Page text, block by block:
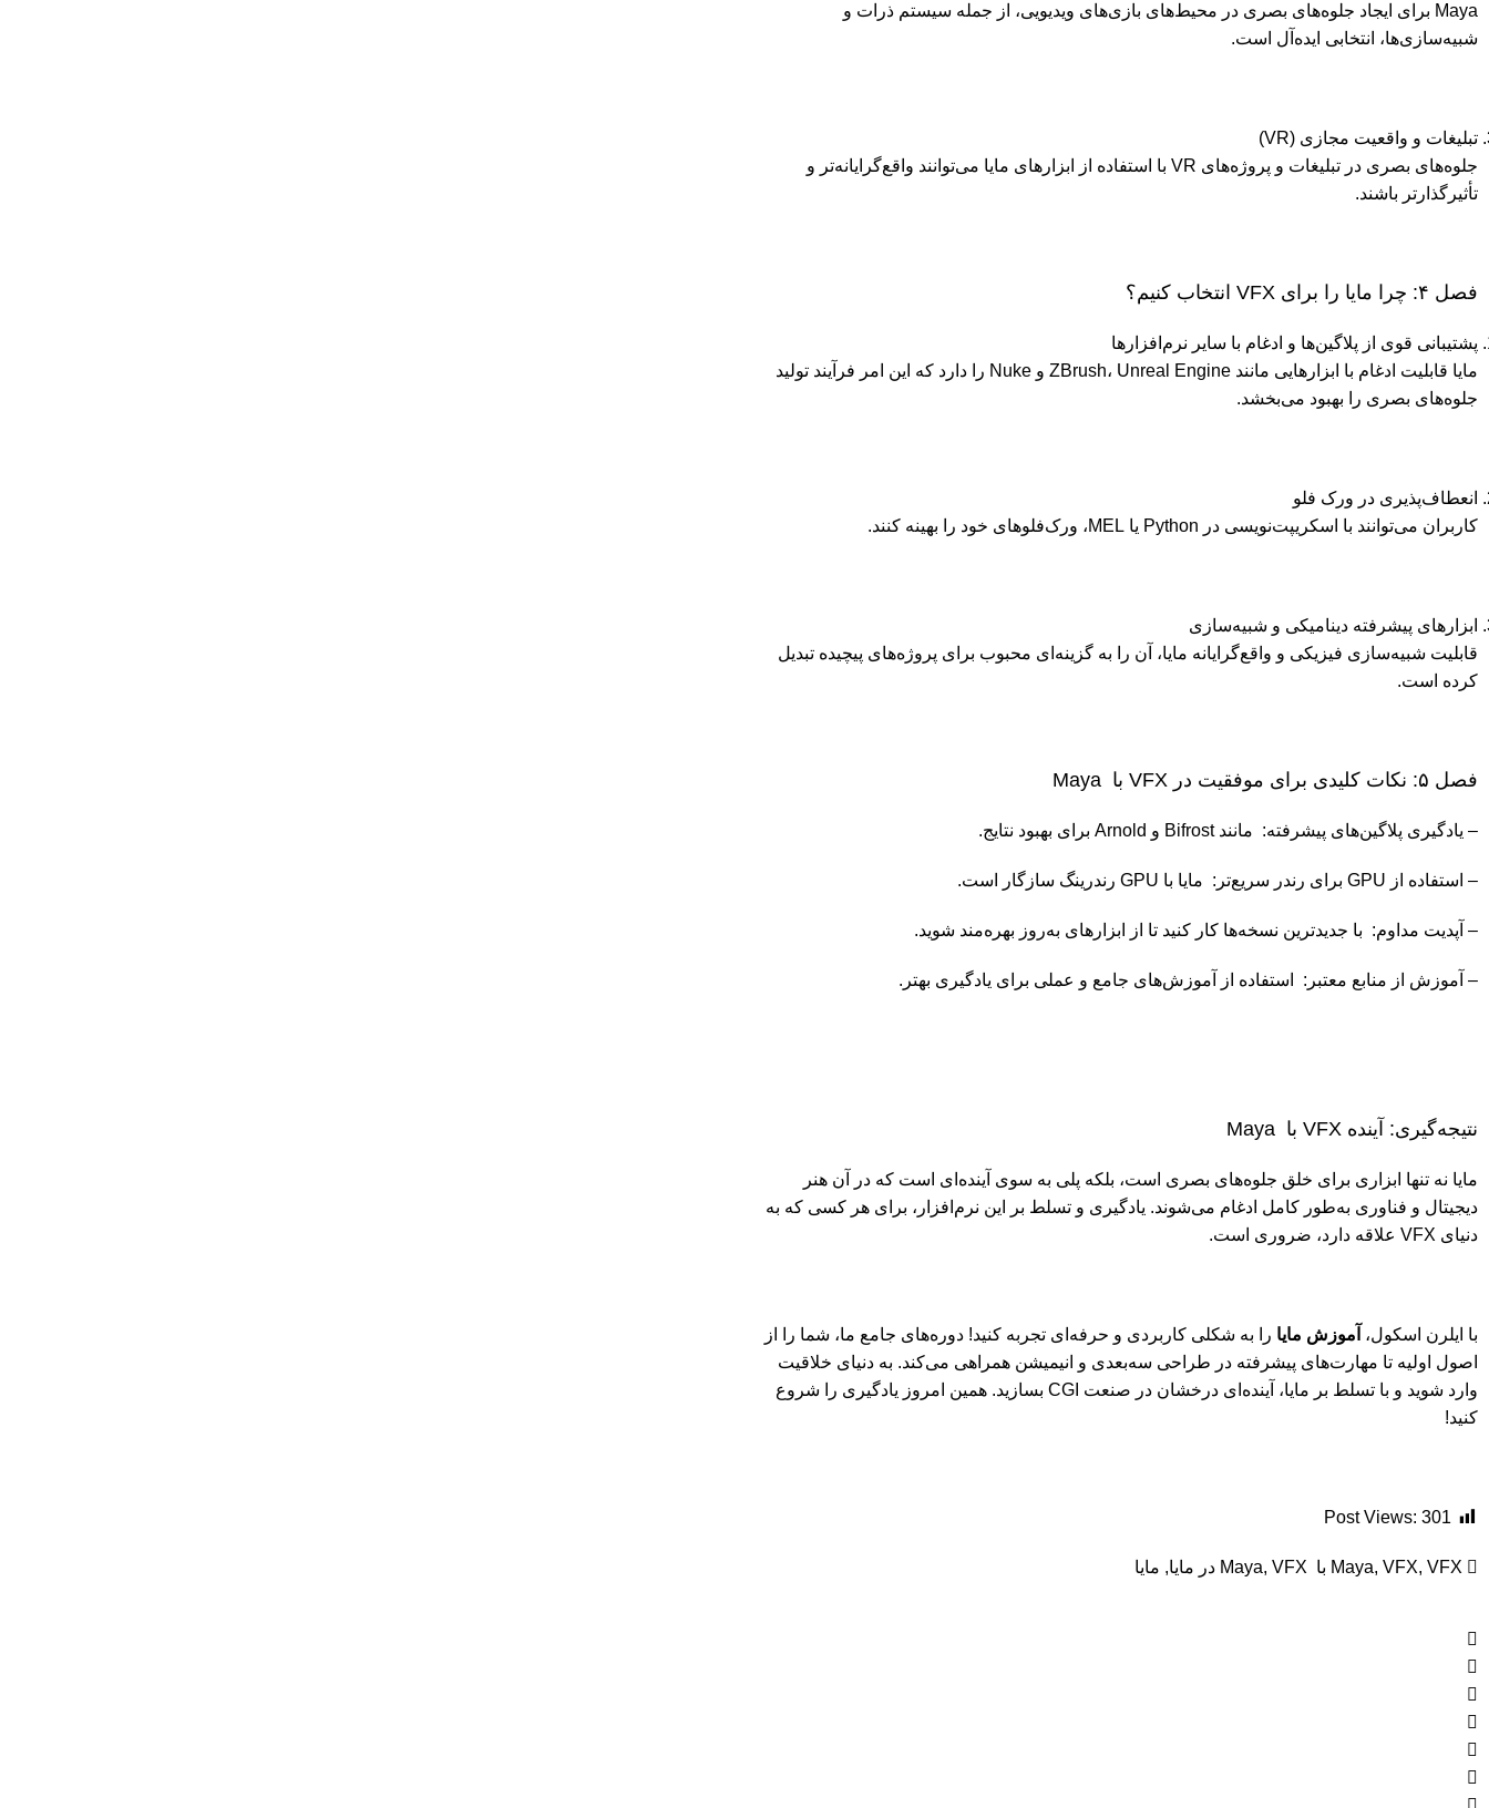
Maya برای ایجاد جلوه‌های بصری در محیط‌های بازی‌های ویدیویی، از جمله سیستم ذرات و
شبیه‌سازی‌ها، انتخابی ایده‌آل است.
تبلیغات و واقعیت مجازی (VR)
جلوه‌های بصری در تبلیغات و پروژه‌های VR با استفاده از ابزارهای مایا می‌توانند واقع‌گرایانه‌تر و
تأثیرگذارتر باشند.
فصل ۴: چرا مایا را برای VFX انتخاب کنیم؟
پشتیبانی قوی از پلاگین‌ها و ادغام با سایر نرم‌افزارها
مایا قابلیت ادغام با ابزارهایی مانند ZBrush، Unreal Engine و Nuke را دارد که این امر فرآیند تولید
جلوه‌های بصری را بهبود می‌بخشد.
انعطاف‌پذیری در ورک ‌فلو
کاربران می‌توانند با اسکریپت‌نویسی در Python یا MEL، ورک‌فلوهای خود را بهینه کنند.
ابزارهای پیشرفته دینامیکی و شبیه‌سازی
قابلیت شبیه‌سازی فیزیکی و واقع‌گرایانه مایا، آن را به گزینه‌ای محبوب برای پروژه‌های پیچیده تبدیل
کرده است.
فصل ۵: نکات کلیدی برای موفقیت در VFX با Maya
– یادگیری پلاگین‌های پیشرفته: مانند Bifrost و Arnold برای بهبود نتایج.
– استفاده از GPU برای رندر سریع‌تر: مایا با GPU رندرینگ سازگار است.
– آپدیت مداوم: با جدیدترین نسخه‌ها کار کنید تا از ابزارهای به‌روز بهره‌مند شوید.
– آموزش از منابع معتبر: استفاده از آموزش‌های جامع و عملی برای یادگیری بهتر.
نتیجه‌گیری: آینده VFX با Maya
مایا نه تنها ابزاری برای خلق جلوه‌های بصری است، بلکه پلی به سوی آینده‌ای است که در آن هنر
دیجیتال و فناوری به‌طور کامل ادغام می‌شوند. یادگیری و تسلط بر این نرم‌افزار، برای هر کسی که به
دنیای VFX علاقه دارد، ضروری است.
با ایلرن اسکول، آموزش مایا را به شکلی کاربردی و حرفه‌ای تجربه کنید! دوره‌های جامع ما، شما را از
اصول اولیه تا مهارت‌های پیشرفته در طراحی سه‌بعدی و انیمیشن همراهی می‌کند. به دنیای خلاقیت
وارد شوید و با تسلط بر مایا، آینده‌ای درخشان در صنعت CGI بسازید. همین امروز یادگیری را شروع
کنید!
Post Views: 301
Maya, VFX, VFX با Maya , VFX در مایا , مایا